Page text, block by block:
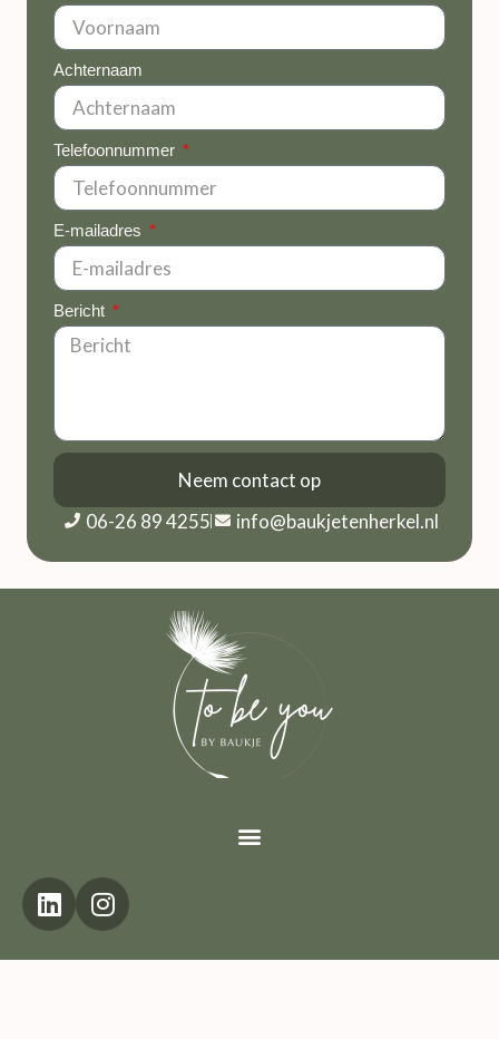
Achternaam
Telefoonnummer
E-mailadres
Bericht
Neem contact op
06-26 89 4255
info@baukjetenherkel.nl